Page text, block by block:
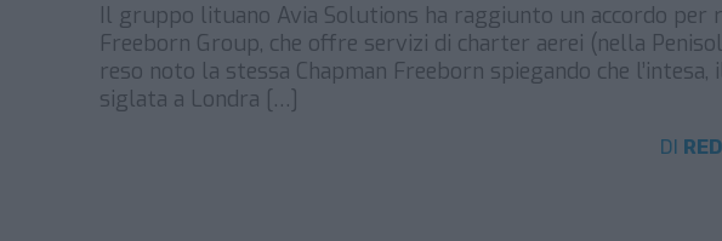
Il gruppo lituano Avia Solutions ha raggiunto un accordo per
Freeborn Group, che offre servizi di charter aerei (nella
reso noto la stessa Chapman Freeborn spiegando che
siglata a Londra […]
DI